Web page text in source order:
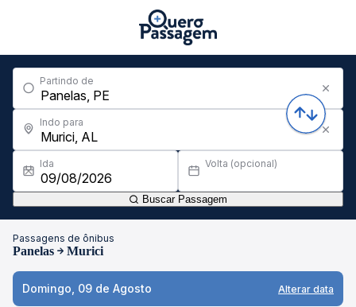
Partindo de
Indo para
Ida Volta (opcional)
Buscar Passagem
Passagens de ônibus
Panelas Murici
Domingo, 09 de Agosto Alterar data